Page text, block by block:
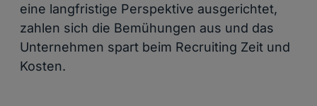
eine langfristige Perspektive ausgerichtet,
zahlen sich die Bemühungen aus und das
Unternehmen spart beim Recruiting Zeit und
Kosten.